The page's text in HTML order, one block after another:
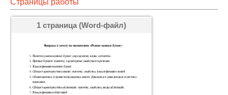
Страницы работы
1 страница (Word-файл)